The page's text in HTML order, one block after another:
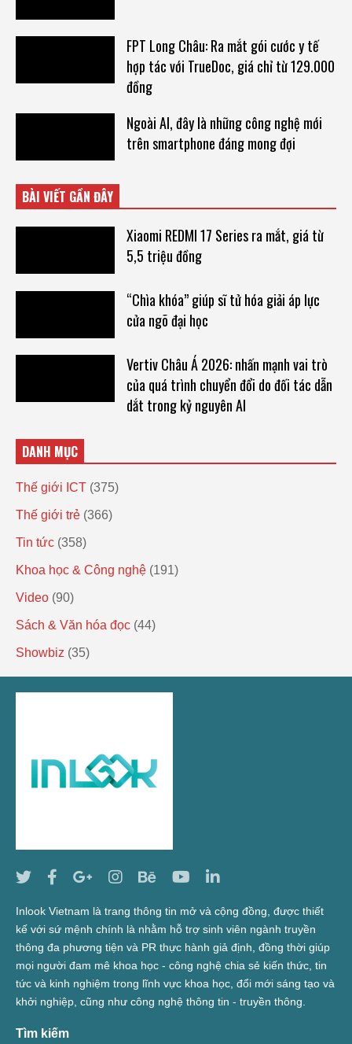
FPT Long Châu: Ra mắt gói cước y tế
hợp tác với TrueDoc, giá chỉ từ 129.000
đồng
Ngoài AI, đây là những công nghệ mới
trên smartphone đáng mong đợi
BÀI VIẾT GẦN ĐÂY
Xiaomi REDMI 17 Series ra mắt, giá từ
5,5 triệu đồng
“Chìa khóa” giúp sĩ tử hóa giải áp lực
cửa ngõ đại học
Vertiv Châu Á 2026: nhấn mạnh vai trò
của quá trình chuyển đổi do đối tác dẫn
dắt trong kỷ nguyên AI
DANH MỤC
Thế giới ICT (375)
Thế giới trẻ (366)
Tin tức (358)
Khoa học & Công nghệ (191)
Video (90)
Sách & Văn hóa đọc (44)
Showbiz (35)
Inlook Vietnam là trang thông tin mở và cộng đồng, được thiết
kế với sứ mệnh chính là nhằm hỗ trợ sinh viên ngành truyền
thông đa phương tiện và PR thực hành giả định, đồng thời giúp
mọi người đam mê khoa học - công nghệ chia sẻ kiến thức, tin
tức và kinh nghiệm trong lĩnh vực khoa học, đổi mới sáng tạo và
khởi nghiệp, cũng như công nghệ thông tin - truyền thông.
Tìm kiếm